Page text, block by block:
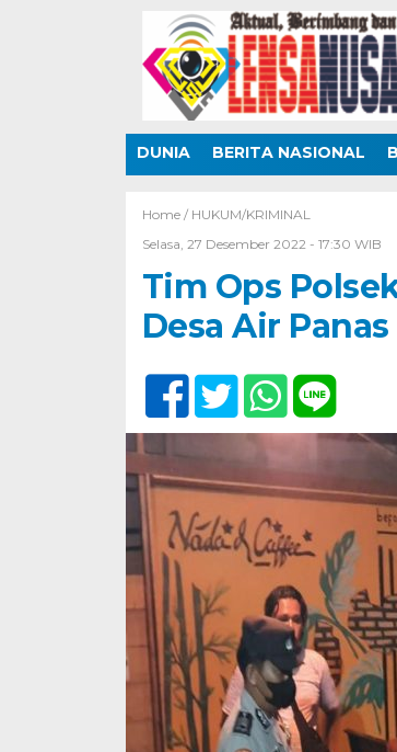
DUNIA BERITA NASIONAL
Home / HUKUM/KRIMINAL
Selasa, 27 Desember 2022 - 17:30 WIB
Tim Ops
Desa Air Panas